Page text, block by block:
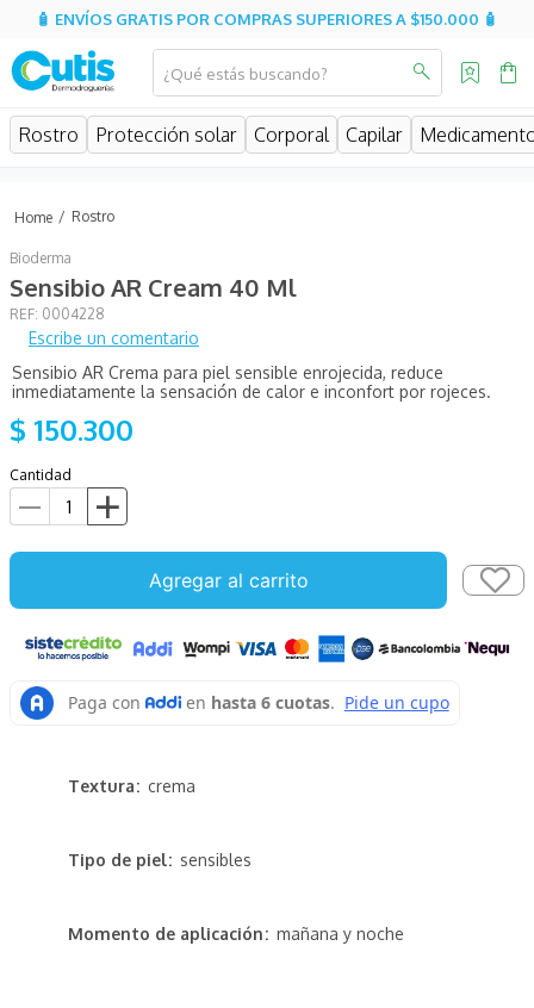
🧴 ENVÍOS GRATIS POR COMPRAS SUPERIORES A $150.000 🧴
¿Qué estás buscando?
Rostro Protección solar Corporal Capilar
Rostro
Bioderma
Sensibio AR Cream 40 Ml
: 0004228
Escribe un comentario
Sensibio AR Crema para piel sensible enrojecida, reduce
inmediatamente la sensación de calor e inconfort por rojeces.
$ 150.300
Cantidad
Agregar al carrito
Tipo de piel sensibles
Textura crema
Momento de aplicación mañana y noche
MÁS BUSCADOS
posay